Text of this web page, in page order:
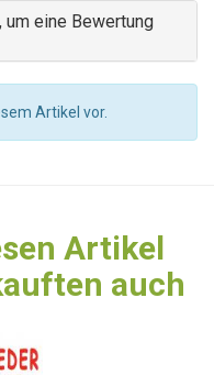
eine Bewertung
Artikel vor.
Artikel
auch